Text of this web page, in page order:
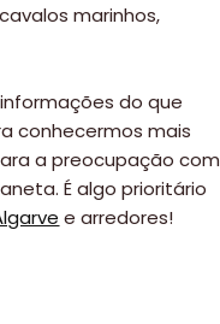
marinhos,
do que
conhecermos mais
a preocupação com
É algo prioritário
e arredores!